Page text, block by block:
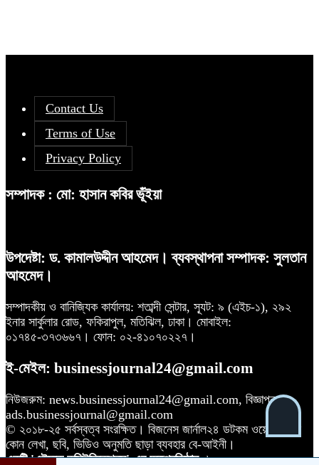
Contact Us
Terms of Use
Privacy Policy
সম্পাদক : মো: হাসান কবির ভূঁইয়া
উপদেষ্টা: ড. কামালউদ্দীন আহমেদ। ব্যবস্থাপনা সম্পাদক: সুলতান
আহমেদ।
সম্পাদকীয় ও বানিজ্যিক কার্যালয়: শতাব্দী সেন্টার, স্যূট: ৯ (এইচ-১), ২৯২
ইনার সার্কুলার রোড, ফকিরাপুল, মতিঝিল, ঢাকা। মোবাইল:
০১৭৪৫-৩৭৩৬৬৭। ফোন: ০২-৪১০৭০২২৭।
ই-মেইল: businessjournal24@gmail.com
নিউজরুম: news.businessjournal24@gmail.com, বিজ্ঞাপন:
ads.businessjournal@gmail.com
© ২০১৮-২৫ সর্বস্বত্ব সংরক্ষিত। বিজনেস জার্নাল২৪ ডটকম ওয়েবসাইটের
কোন লেখা, ছবি, ভিডিও অনুমতি ছাড়া ব্যবহার বে-আইনী।
একটি 'এইচকে কমিউনিকেশনস'-এর অঙ্গপ্রতিষ্ঠান।